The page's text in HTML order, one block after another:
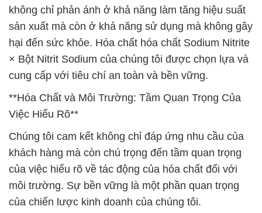
không chỉ phản ánh ở khả năng làm tăng hiệu suất
sản xuất mà còn ở khả năng sử dụng mà không gây
hại đến sức khỏe. Hóa chất hóa chất Sodium Nitrite
× Bột Nitrit Sodium của chúng tôi được chọn lựa và
cung cấp với tiêu chí an toàn và bền vững.
**Hóa Chất và Môi Trường: Tầm Quan Trọng Của
Việc Hiểu Rõ**
Chúng tôi cam kết không chỉ đáp ứng nhu cầu của
khách hàng mà còn chú trọng đến tầm quan trọng
của việc hiểu rõ về tác động của hóa chất đối với
môi trường. Sự bền vững là một phần quan trọng
của chiến lược kinh doanh của chúng tôi.